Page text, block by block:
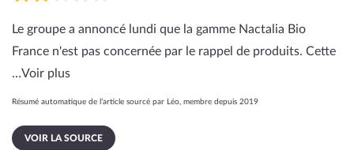
Le groupe a annoncé lundi que la gamme Nactalia Bio
France n'est pas concernée par le rappel de produits. Cette
…Voir plus
Résumé automatique de l’article sourcé par Léo, membre depuis 2019
VOIR LA SOURCE